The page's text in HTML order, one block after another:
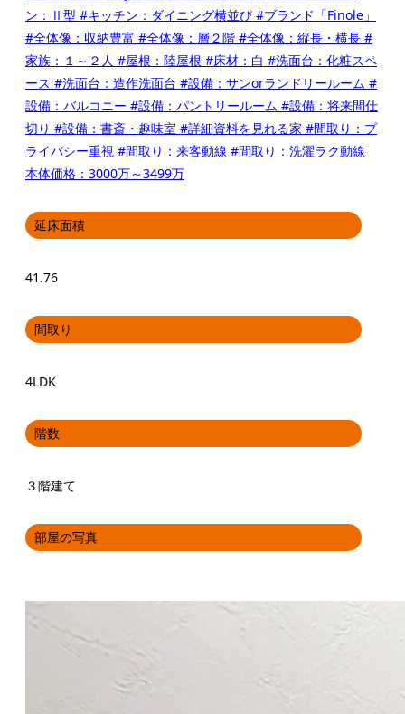
ン：Ⅱ型 #キッチン：ダイニング横並び #ブランド「Finole」
#全体像：収納豊富 #全体像：層２階 #全体像：縦長・横長 #
家族：１～２人 #屋根：陸屋根 #床材：白 #洗面台：化粧スペ
ース #洗面台：造作洗面台 #設備：サンorランドリールーム #
設備：バルコニー #設備：パントリールーム #設備：将来間仕
切り #設備：書斎・趣味室 #詳細資料を見れる家 #間取り：プ
ライバシー重視 #間取り：来客動線 #間取り：洗濯ラク動線
本体価格：3000万～3499万
延床面積
41.76
間取り
4LDK
階数
３階建て
部屋の写真